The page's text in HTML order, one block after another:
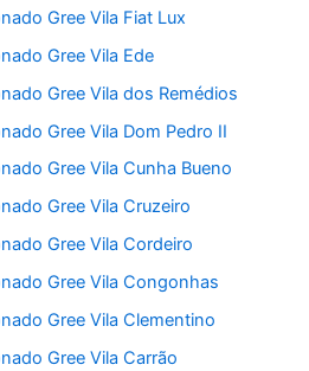
Gree Vila Fiat Lux
Gree Vila Ede
Gree Vila dos Remédios
Gree Vila Dom Pedro II
Gree Vila Cunha Bueno
Gree Vila Cruzeiro
Gree Vila Cordeiro
Gree Vila Congonhas
Gree Vila Clementino
Gree Vila Carrão